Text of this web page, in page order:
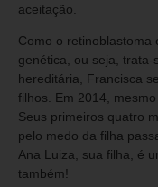
aceitação.
Como o retinoblastoma
genética, ou seja,
hereditária, Francisca
filhos. Em 2014,
Seus primeiros quatro
pelo medo da filha
Ana Luiza, sua filha, é
também!